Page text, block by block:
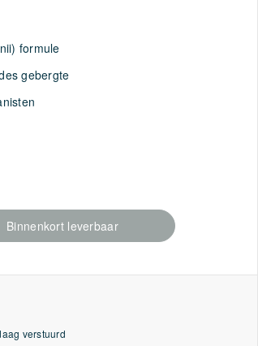
formule
gebergte
Binnenkort leverbaar
verstuurd